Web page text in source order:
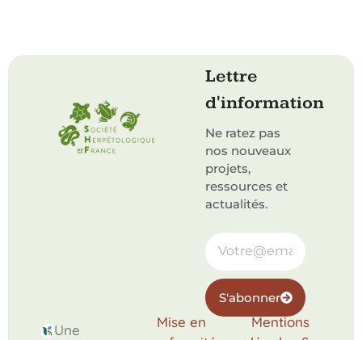
Lettre
d'information
Ne ratez pas
nos nouveaux
projets,
ressources et
actualités.
S'abonner
Une
Mise en
Mentions